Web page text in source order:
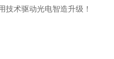
术驱动光电智造升级！